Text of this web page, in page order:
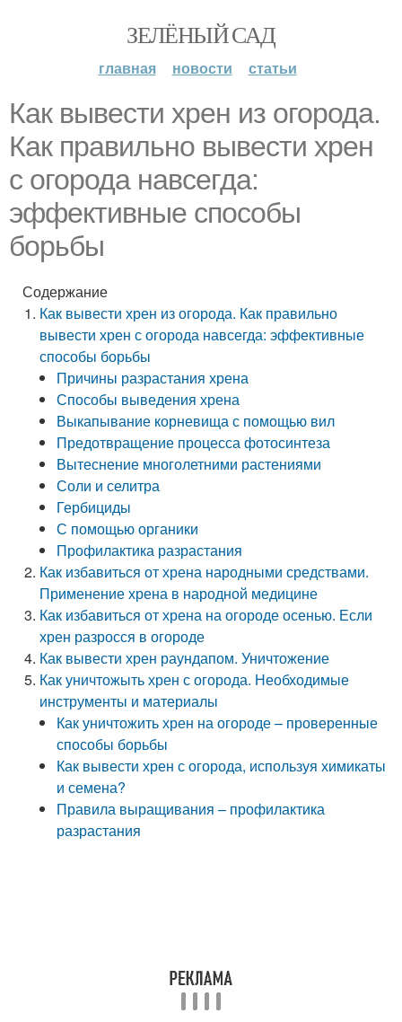
ЗЕЛЁНЫЙ САД
главная новости статьи
Как вывести хрен из огорода.
Как правильно вывести хрен
с огорода навсегда:
эффективные способы
борьбы
Содержание
Как вывести хрен из огорода. Как правильно
вывести хрен с огорода навсегда: эффективные
способы борьбы
Причины разрастания хрена
Способы выведения хрена
Выкапывание корневища с помощью вил
Предотвращение процесса фотосинтеза
Вытеснение многолетними растениями
Соли и селитра
Гербициды
С помощью органики
Профилактика разрастания
Как избавиться от хрена народными средствами.
Применение хрена в народной медицине
Как избавиться от хрена на огороде осенью. Если
хрен разросся в огороде
Как вывести хрен раундапом. Уничтожение
Как уничтожыть хрен с огорода. Необходимые
инструменты и материалы
Как уничтожить хрен на огороде – проверенные
способы борьбы
Как вывести хрен с огорода, используя химикаты
и семена?
Правила выращивания – профилактика
разрастания